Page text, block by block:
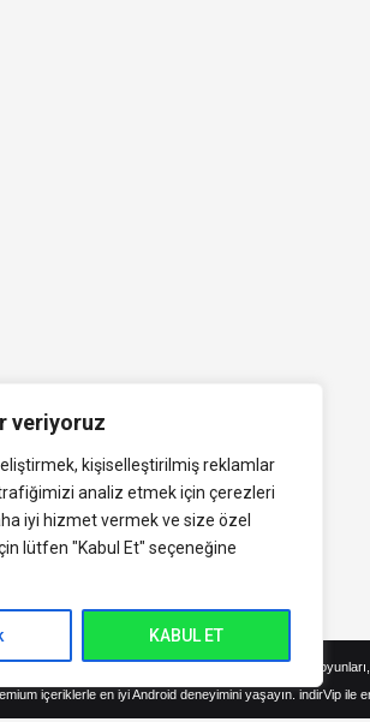
veriyoruz
kişiselleştirilmiş reklamlar
analiz etmek için çerezleri
iyi hizmet vermek ve size özel
lütfen "Kabul Et" seçeneğine
KABUL ET
hızlı APK indirme platformudur! En popüler Android
içeriklerle en iyi Android deneyimini yaşayın. indirVip ile